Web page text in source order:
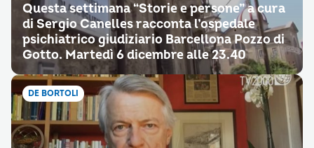
Questa settimana “Storie e persone” a cura
di Sergio Canelles racconta l’ospedale
psichiatrico giudiziario Barcellona Pozzo di
Gotto. Martedì 6 dicembre alle 23.40
DE BORTOLI